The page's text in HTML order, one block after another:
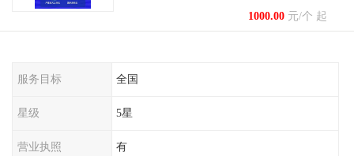
1000.00元/个 起
服务目标 全国
星级 5星
营业执照 有